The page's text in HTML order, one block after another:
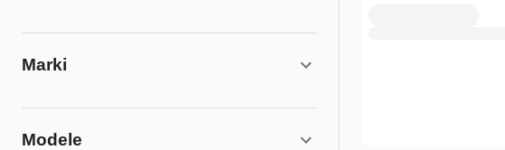
Marki
Modele